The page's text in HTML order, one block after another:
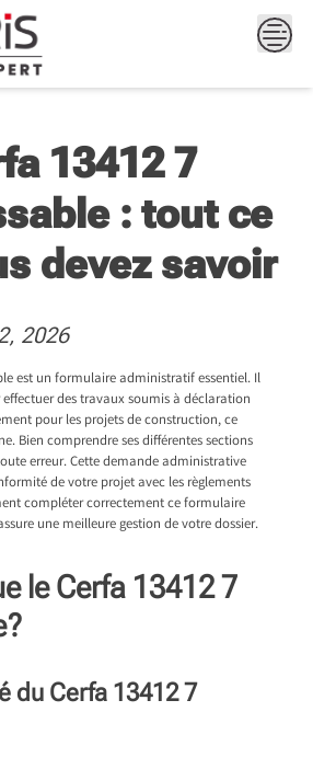
13412 7
: tout ce
devez savoir
2026
est un formulaire administratif essentiel. Il
des travaux soumis à déclaration
pour les projets de construction, ce
Bien comprendre ses différentes sections
erreur. Cette demande administrative
de votre projet avec les règlements
compléter correctement ce formulaire
une meilleure gestion de votre dossier.
le Cerfa 13412 7
du Cerfa 13412 7